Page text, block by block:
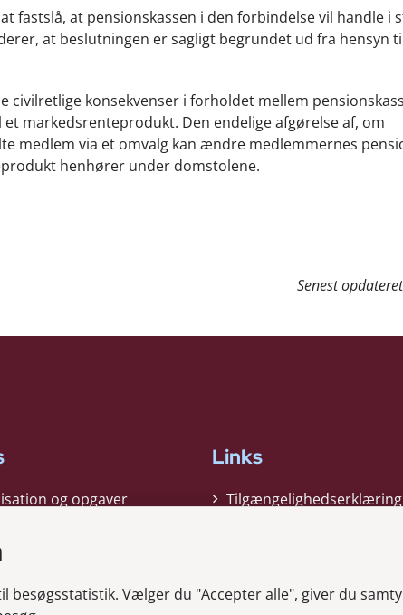
fastslå, at pensionskassen i den forbindelse vil handle i
at beslutningen er sagligt begrundet ud fra hensyn
civilretlige konsekvenser i forholdet mellem
markedsrenteprodukt. Den endelige afgørelse af, om
medlem via et omvalg kan ændre medlemmernes
henhører under domstolene.
Senest opdateret
og opgaver
nyheder
Links
Tilgængelighedserklæring
Whistleblower
Vælger du "Accepter alle", giver du